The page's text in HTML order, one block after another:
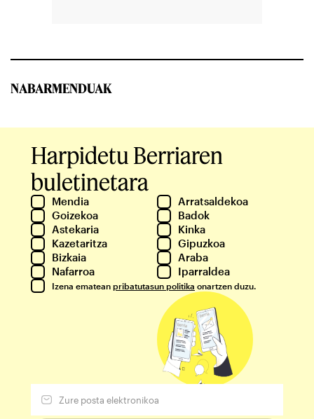
NABARMENDUAK
Harpidetu Berriaren
buletinetara
Mendia
Arratsaldekoa
Goizekoa
Badok
Astekaria
Kinka
Kazetaritza
Gipuzkoa
Bizkaia
Araba
Nafarroa
Iparraldea
Izena ematean pribatutasun politika onartzen duzu.